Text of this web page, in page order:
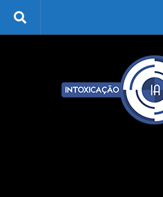
Skip to content